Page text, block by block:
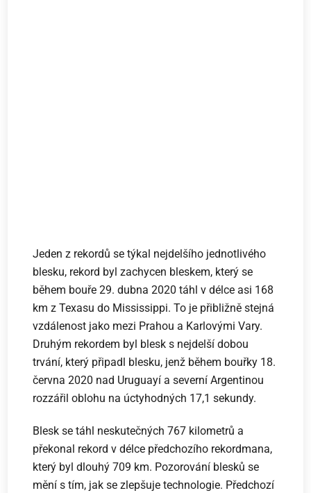
Jeden z rekordů se týkal nejdelšího jednotlivého
blesku, rekord byl zachycen bleskem, který se
během bouře 29. dubna 2020 táhl v délce asi 168
km z Texasu do Mississippi. To je přibližně stejná
vzdálenost jako mezi Prahou a Karlovými Vary.
Druhým rekordem byl blesk s nejdelší dobou
trvání, který připadl blesku, jenž během bouřky 18.
června 2020 nad Uruguayí a severní Argentinou
rozzářil oblohu na úctyhodných 17,1 sekundy.
Blesk se táhl neskutečných 767 kilometrů a
překonal rekord v délce předchozího rekordmana,
který byl dlouhý 709 km. Pozorování blesků se
mění s tím, jak se zlepšuje technologie. Předchozí